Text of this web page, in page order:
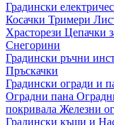
Градински
Косачки Тримери
Храсторези Цепачки
Снегорини
Градински ръчни
Пръскачки
Градински огради и
Оградни пана
покривала Железни
Градински къщи и